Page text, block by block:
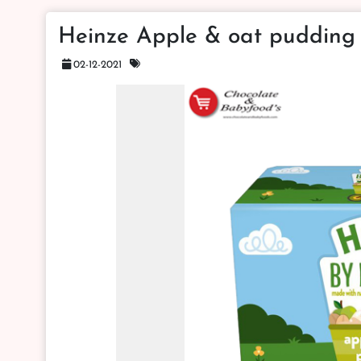
Heinze Apple & oat pudding
02-12-2021